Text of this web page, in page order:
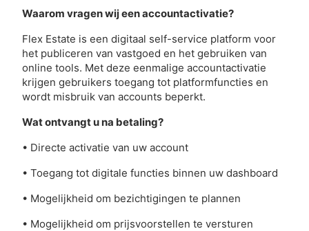
Waarom vragen wij een accountactivatie?
Flex Estate is een digitaal self-service platform voor
het publiceren van vastgoed en het gebruiken van
online tools. Met deze eenmalige accountactivatie
krijgen gebruikers toegang tot platformfuncties en
wordt misbruik van accounts beperkt.
Wat ontvangt u na betaling?
• Directe activatie van uw account
• Toegang tot digitale functies binnen uw dashboard
• Mogelijkheid om bezichtigingen te plannen
• Mogelijkheid om prijsvoorstellen te versturen